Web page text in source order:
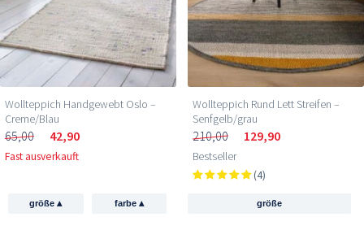
Wollteppich Handgewebt Oslo –
Creme/Blau
65,00 42,90
Fast ausverkauft
größe▴ farbe ▴
Wollteppich Rund Lett Streifen –
Senfgelb/grau
210,00 129,90
Bestseller
(4)
größe